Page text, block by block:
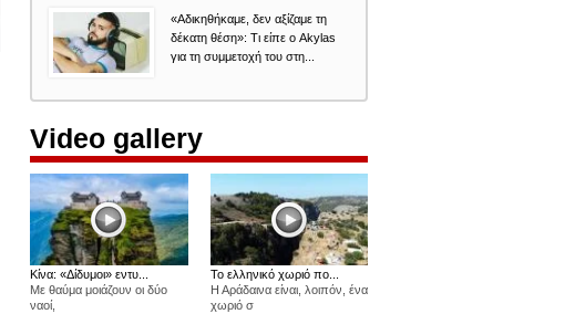
«Aδικηθήκαμε, δεν αξίζαμε τη
δέκατη θέση»: Τι είπε ο Akylas
για τη συμμετοχή του στη...
Video gallery
Κίνα: «Δίδυμοι» εντυ...
Με θαύμα μοιάζουν οι δύο
ναοί,
Το ελληνικό χωριό πο...
Η Αράδαινα είναι, λοιπόν, ένα
χωριό σ